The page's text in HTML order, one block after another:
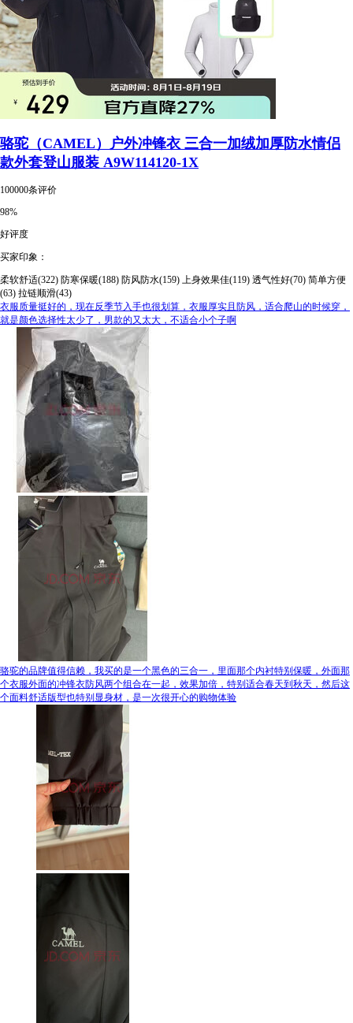
骆驼（CAMEL）户外冲锋衣 三合一加绒加厚防水情侣
款外套登山服装 A9W114120-1X
100000条评价
98%
好评度
买家印象：
柔软舒适(322) 防寒保暖(188) 防风防水(159) 上身效果佳(119) 透气性好(70) 简单方便
(63) 拉链顺滑(43)
衣服质量挺好的，现在反季节入手也很划算，衣服厚实且防风，适合爬山的时候穿，
就是颜色选择性太少了，男款的又太大，不适合小个子啊
骆驼的品牌值得信赖，我买的是一个黑色的三合一，里面那个内衬特别保暖，外面那
个衣服外面的冲锋衣防风两个组合在一起，效果加倍，特别适合春天到秋天，然后这
个面料舒适版型也特别显身材，是一次很开心的购物体验